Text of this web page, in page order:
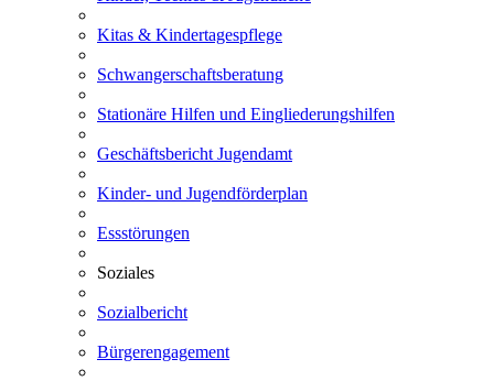
Kitas & Kindertagespflege
Schwangerschaftsberatung
Stationäre Hilfen und Eingliederungshilfen
Geschäftsbericht Jugendamt
Kinder- und Jugendförderplan
Essstörungen
Soziales
Sozialbericht
Bürgerengagement